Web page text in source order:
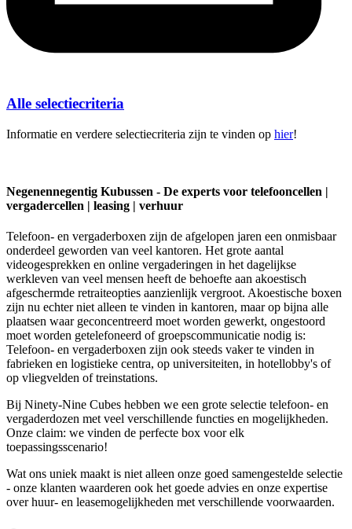
Alle selectiecriteria
Informatie en verdere selectiecriteria zijn te vinden op hier!
Negenennegentig Kubussen - De experts voor telefooncellen |
vergadercellen | leasing | verhuur
Telefoon- en vergaderboxen zijn de afgelopen jaren een onmisbaar
onderdeel geworden van veel kantoren. Het grote aantal
videogesprekken en online vergaderingen in het dagelijkse
werkleven van veel mensen heeft de behoefte aan akoestisch
afgeschermde retraiteopties aanzienlijk vergroot. Akoestische boxen
zijn nu echter niet alleen te vinden in kantoren, maar op bijna alle
plaatsen waar geconcentreerd moet worden gewerkt, ongestoord
moet worden getelefoneerd of groepscommunicatie nodig is:
Telefoon- en vergaderboxen zijn ook steeds vaker te vinden in
fabrieken en logistieke centra, op universiteiten, in hotellobby's of
op vliegvelden of treinstations.
Bij Ninety-Nine Cubes hebben we een grote selectie telefoon- en
vergaderdozen met veel verschillende functies en mogelijkheden.
Onze claim: we vinden de perfecte box voor elk
toepassingsscenario!
Wat ons uniek maakt is niet alleen onze goed samengestelde selectie
- onze klanten waarderen ook het goede advies en onze expertise
over huur- en leasemogelijkheden met verschillende voorwaarden.